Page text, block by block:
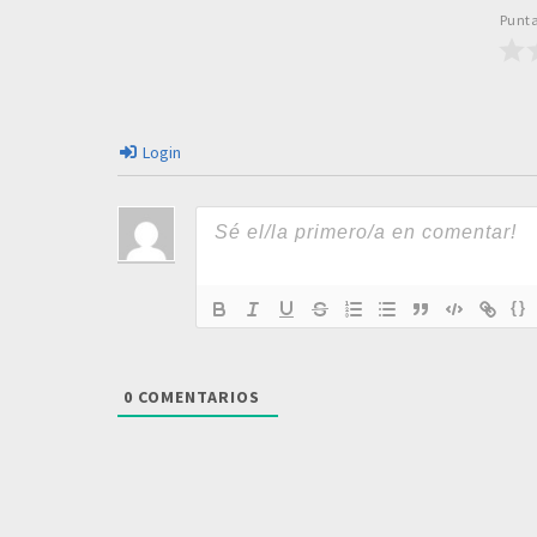
Login
{}
0 COMENTARIOS